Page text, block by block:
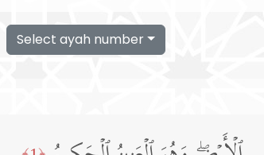
Select ayah number